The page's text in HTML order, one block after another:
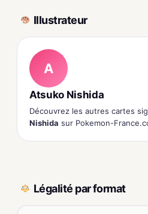
Illustrateur
A
Atsuko Nishida
Découvrez les autres cartes
Nishida sur Pokemon-
Légalité par format